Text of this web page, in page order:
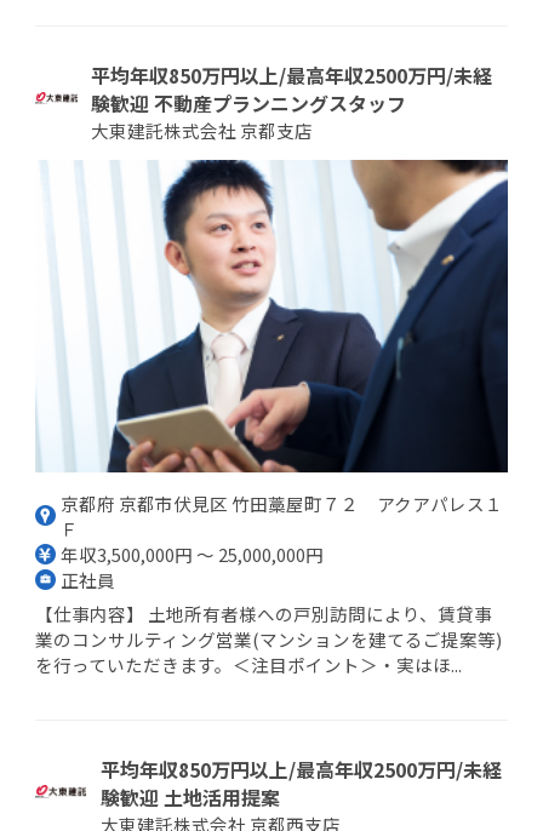
平均年収850万円以上/最高年収2500万円/未経
験歓迎 不動産プランニングスタッフ
大東建託株式会社 京都支店
京都府 京都市伏見区 竹田藁屋町７２ アクアパレス１
Ｆ
年収3,500,000円 ～ 25,000,000円
正社員
【仕事内容】 土地所有者様への戸別訪問により、賃貸事
業のコンサルティング営業(マンションを建てるご提案等)
を行っていただきます。＜注目ポイント＞・実はほ...
平均年収850万円以上/最高年収2500万円/未経
験歓迎 土地活用提案
大東建託株式会社 京都西支店